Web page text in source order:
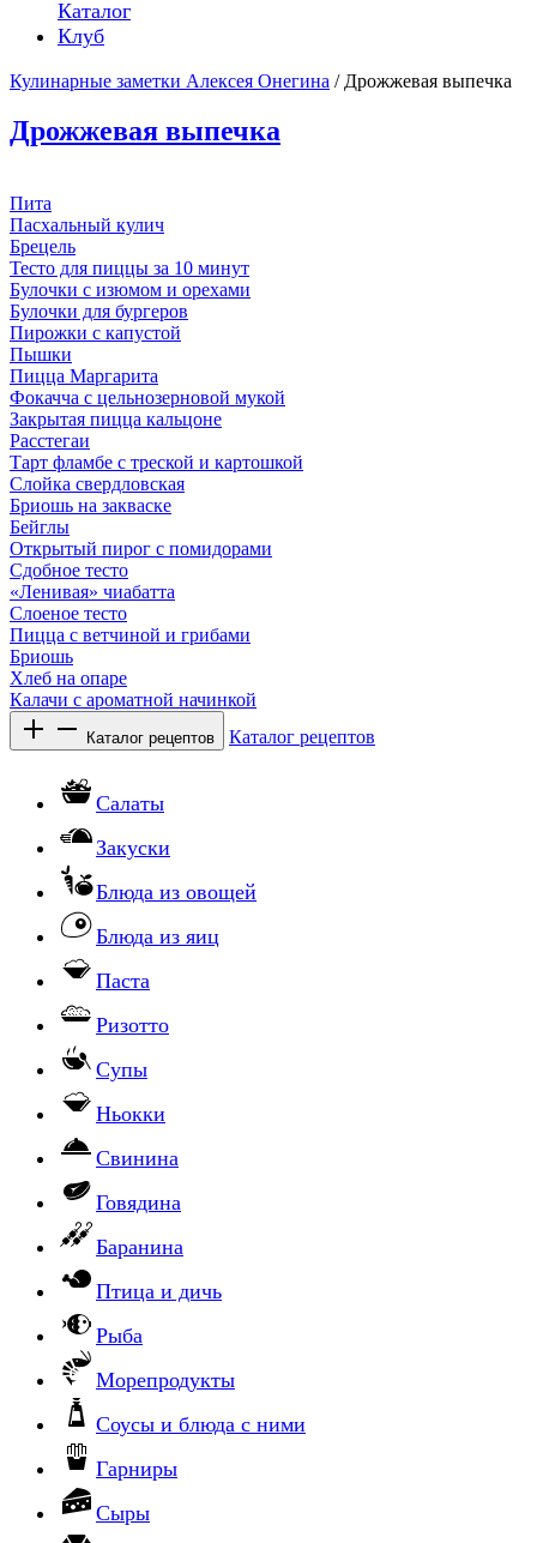
Каталог
Клуб
Кулинарные заметки Алексея Онегина / Дрожжевая выпечка
Дрожжевая выпечка
Пита
Пасхальный кулич
Брецель
Тесто для пиццы за 10 минут
Булочки с изюмом и орехами
Булочки для бургеров
Пирожки с капустой
Пышки
Пицца Маргарита
Фокачча с цельнозерновой мукой
Закрытая пицца кальцоне
Расстегаи
Тарт фламбе с треской и картошкой
Слойка свердловская
Бриошь на закваске
Бейглы
Открытый пирог с помидорами
Сдобное тесто
«Ленивая» чиабатта
Слоеное тесто
Пицца с ветчиной и грибами
Бриошь
Хлеб на опаре
Калачи с ароматной начинкой
Каталог рецептов Каталог рецептов
Салаты
Закуски
Блюда из овощей
Блюда из яиц
Паста
Ризотто
Супы
Ньокки
Свинина
Говядина
Баранина
Птица и дичь
Рыба
Морепродукты
Соусы и блюда с ними
Гарниры
Сыры